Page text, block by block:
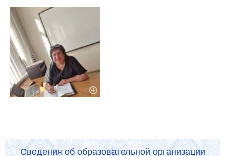
Сведения об образовательной организации